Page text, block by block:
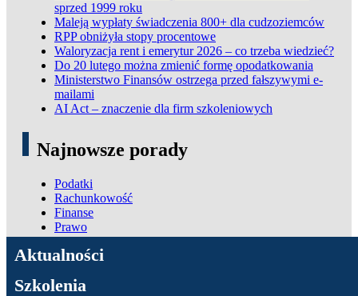
sprzed 1999 roku
Maleją wypłaty świadczenia 800+ dla cudzoziemców
RPP obniżyła stopy procentowe
Waloryzacja rent i emerytur 2026 – co trzeba wiedzieć?
Do 20 lutego można zmienić formę opodatkowania
Ministerstwo Finansów ostrzega przed fałszywymi e-
mailami
AI Act – znaczenie dla firm szkoleniowych
Najnowsze porady
Podatki
Rachunkowość
Finanse
Prawo
ADN Podatki
Aktualności
Szkolenia